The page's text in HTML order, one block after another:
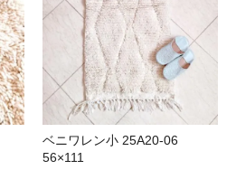
ベニワレン小 25A20-06
56×111